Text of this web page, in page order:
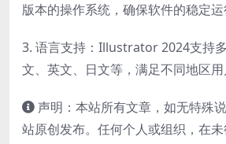
版本的操作系统，确保软件的稳定运
3. 语言支持：Illustrator 2024支持
文、英文、日文等，满足不同地区用
声明：本站所有文章，如无特殊
站原创发布。任何个人或组织，在未